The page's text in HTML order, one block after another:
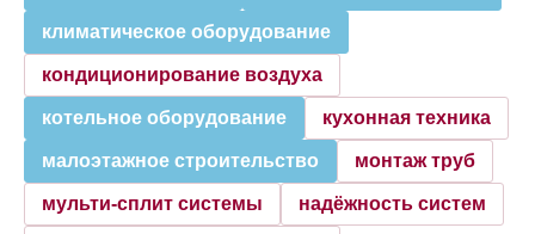
климатическое оборудование
кондиционирование воздуха
котельное оборудование кухонная техника
малоэтажное строительство монтаж труб
мульти-сплит системы надёжность систем